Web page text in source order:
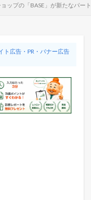
ップの「BASE」が新たなパー
ト広告・PR・バナー広告